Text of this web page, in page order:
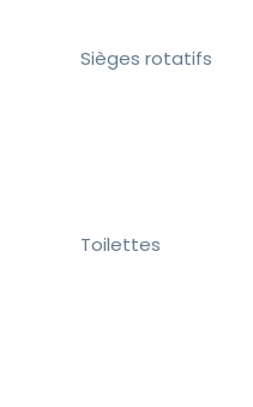
Sièges rotatifs
Toilettes